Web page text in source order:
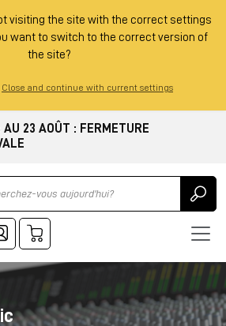
visiting the site with the correct settings
want to switch to the correct version of
the site?
Close and continue with current settings
AU 23 AOÛT : FERMETURE